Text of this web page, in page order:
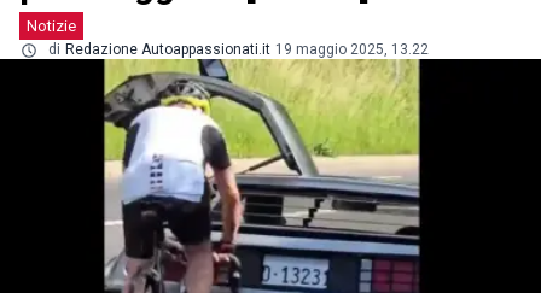
Notizie
di Redazione Autoappassionati.it 19 maggio 2025, 13.22